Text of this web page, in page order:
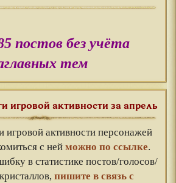
постов без учёта
тем
игровой активности за апрель
игровой активности персонажей
с ней можно по ссылке.
в статистике постов/голосов/
пишите в связь с